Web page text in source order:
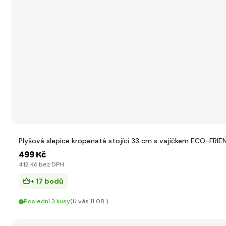
Plyšová slepice kropenatá stojící 33 cm s vajíčkem ECO-
499 Kč
412 Kč bez DPH
+ 17 bodů
Poslední 3 kusy(U vás 11.08.)